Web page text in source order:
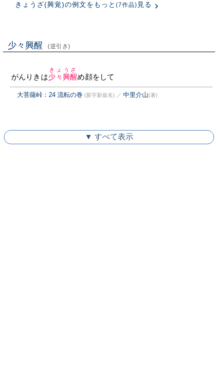
きょうざ(興覚)の例文をもっと (7作品) 見る
少々興醒 (逆引き)
がんりきは少々興醒
きょうざ
め顔をして
大菩薩峠：24 流転の巻 (新字新仮名) ／ 中里介山(著)
▼ すべて表示